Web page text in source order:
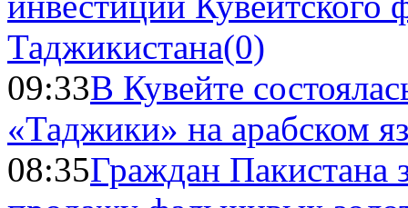
Таджикистана(0)
09:33В Кувейте
«Таджики» на арабском
08:35Граждан Пакистана